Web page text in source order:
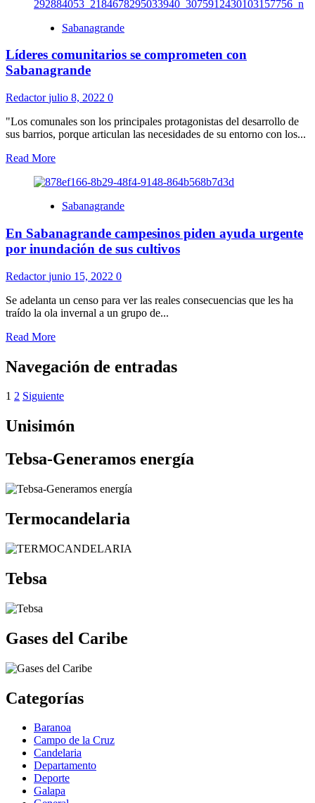
Sabanagrande
Líderes comunitarios se comprometen con
Sabanagrande
Redactorjulio 8, 2022 0
"Los comunales son los principales protagonistas del desarrollo de
sus barrios, porque articulan las necesidades de su entorno con los...
Read More
Sabanagrande
En Sabanagrande campesinos piden ayuda urgente
por inundación de sus cultivos
Redactorjunio 15, 2022 0
Se adelanta un censo para ver las reales consecuencias que les ha
traído la ola invernal a un grupo de...
Read More
Navegación de entradas
1 2 Siguiente
Unisimón
Tebsa-Generamos energía
Termocandelaria
Tebsa
Gases del Caribe
Categorías
Baranoa
Campo de la Cruz
Candelaria
Departamento
Deporte
Galapa